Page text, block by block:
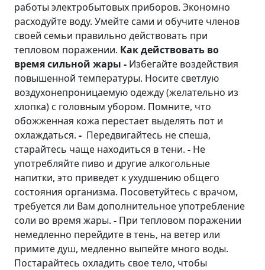
работы электробытовых приборов. Экономно
расходуйте воду. Умейте сами и обучите членов
своей семьи правильно действовать при
тепловом поражении. Как действовать во
время сильной жары - Избегайте воздействия
повышенной температуры. Носите светлую
воздухонепроницаемую одежду (желательно из
хлопка) с головным убором. Помните, что
обожженная кожа перестает выделять пот и
охлаждаться. - Передвигайтесь не спеша,
старайтесь чаще находиться в тени. - Не
употребляйте пиво и другие алкогольные
напитки, это приведет к ухудшению общего
состояния организма. Посоветуйтесь с врачом,
требуется ли Вам дополнительное употребление
соли во время жары. - При тепловом поражении
немедленно перейдите в тень, на ветер или
примите душ, медленно выпейте много воды.
Постарайтесь охладить свое тело, чтобы